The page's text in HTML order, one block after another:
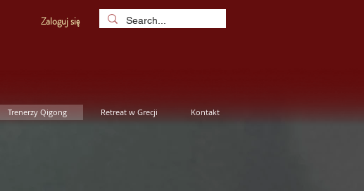
Zaloguj się
Trenerzy Qigong Retreat w Grecji Kontakt